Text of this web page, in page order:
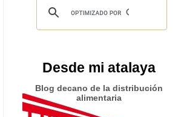
Desde mi atalaya
Blog decano de la distribución
alimentaria